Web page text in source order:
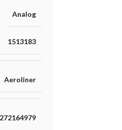
Analog
1513183
Aeroliner